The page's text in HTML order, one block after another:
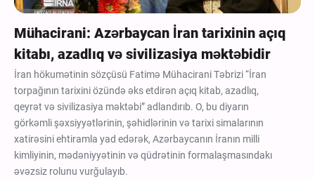
Mühacirani: Azərbaycan İran tarixinin açıq
kitabı, azadlıq və sivilizasiya məktəbidir
İran hökumətinin sözçüsü Fatimə Mühacirani Təbrizi “İran
torpağının tarixini özündə əks etdirən açıq kitab, azadlıq,
qeyrət və sivilizasiya məktəbi” adlandırıb. O, bu diyarın
görkəmli şəxsiyyətlərinin, şəhidlərinin və tarixi simalarının
xatirəsini ehtiramla yad edərək, Azərbaycanın İranın milli
kimliyinin, mədəniyyətinin və qüdrətinin formalaşmasındakı
əvəzsiz rolunu vurğulayıb.